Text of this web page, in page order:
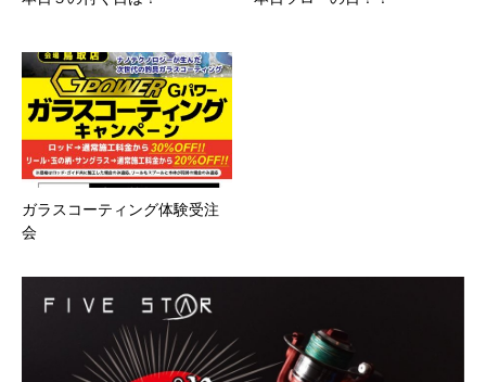
ガラスコーティング体験受注
会